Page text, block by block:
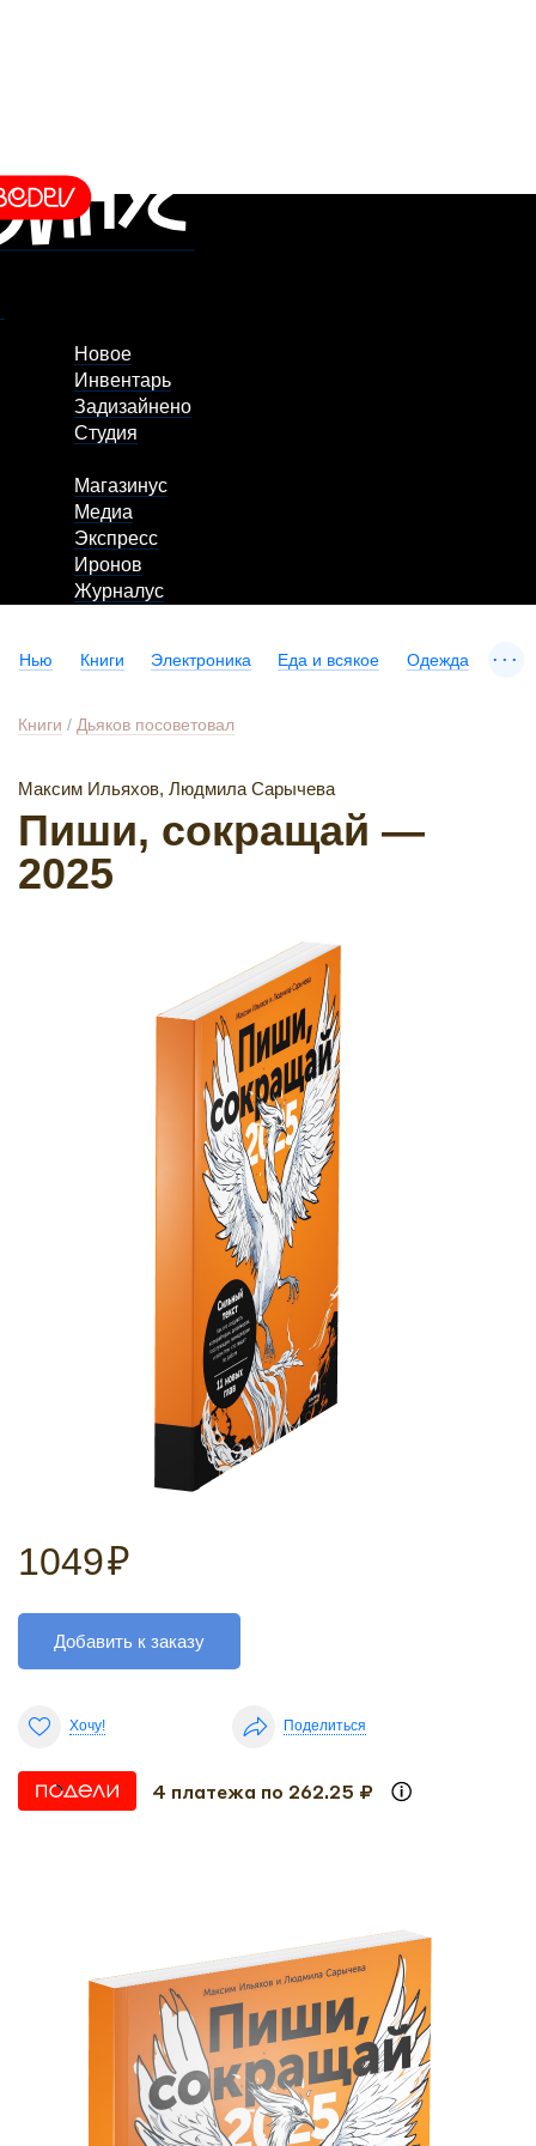
Новое
Инвентарь
Задизайнено
Студия
Магазинус
Медиа
Экспресс
Иронов
Журналус
Нью Книги Электроника Еда и всякое Одежда ...
Книги / Дьяков посоветовал
Максим Ильяхов, Людмила Сарычева
Пиши, сокращай —
2025
1049₽
Добавить к заказу
Хочу! Поделиться
4 платежа по 262.25 ₽